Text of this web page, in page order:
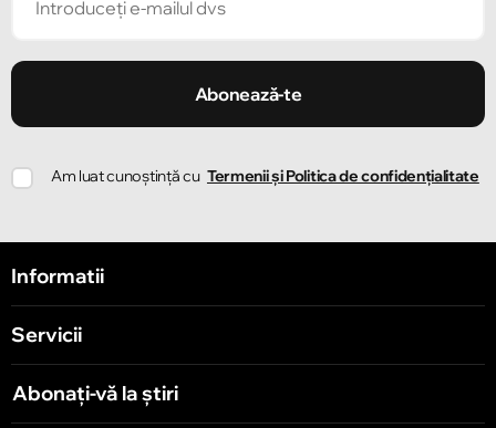
Abonează-te
Am luat cunoștință cu Termenii și Politica de confidențialitate
Informatii
Servicii
Abonați-vă la știri